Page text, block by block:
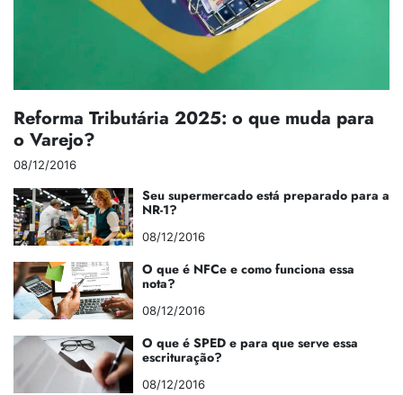
Reforma Tributária 2025: o que muda para
o Varejo?
08/12/2016
Seu supermercado está preparado para a
NR-1?
08/12/2016
O que é NFCe e como funciona essa
nota?
08/12/2016
O que é SPED e para que serve essa
escrituração?
08/12/2016